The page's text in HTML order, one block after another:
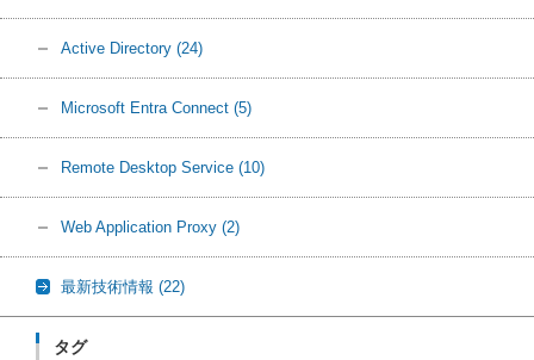
Active Directory (24)
Microsoft Entra Connect (5)
Remote Desktop Service (10)
Web Application Proxy (2)
最新技術情報 (22)
タグ